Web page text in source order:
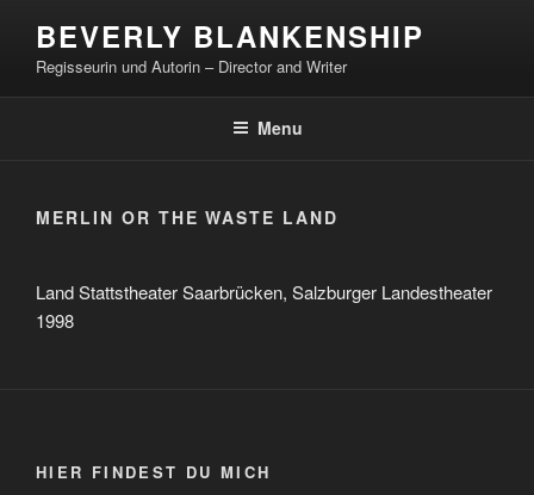
content
BEVERLY BLANKENSHIP
Regisseurin und Autorin – Director and Writer
Menu
MERLIN OR THE WASTE LAND
Land Stattstheater Saarbrücken, Salzburger Landestheater
1998
HIER FINDEST DU MICH